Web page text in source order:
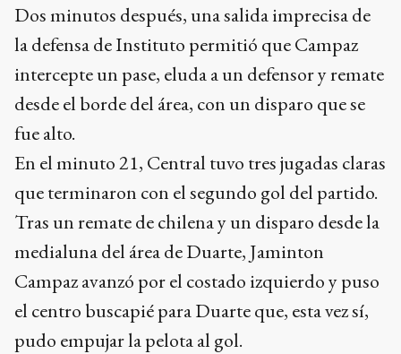
Dos minutos después, una salida imprecisa de
la defensa de Instituto permitió que Campaz
intercepte un pase, eluda a un defensor y remate
desde el borde del área, con un disparo que se
fue alto.
En el minuto 21, Central tuvo tres jugadas claras
que terminaron con el segundo gol del partido.
Tras un remate de chilena y un disparo desde la
medialuna del área de Duarte, Jaminton
Campaz avanzó por el costado izquierdo y puso
el centro buscapié para Duarte que, esta vez sí,
pudo empujar la pelota al gol.